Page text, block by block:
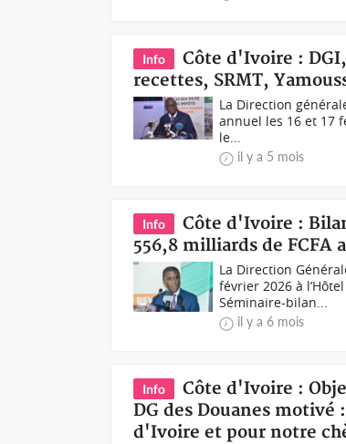
Info
Côte d'Ivoire :
recettes, SRMT,
La Direction
annuel les 16 et 17
le...
il y a 5 mois
Info
Côte d'Ivoire :
556,8 milliards de FCFA
La Direction
février 2026 à
Séminaire-bilan...
il y a 6 mois
Info
Côte d'Ivoire :
DG des Douanes
d'Ivoire et pour notre